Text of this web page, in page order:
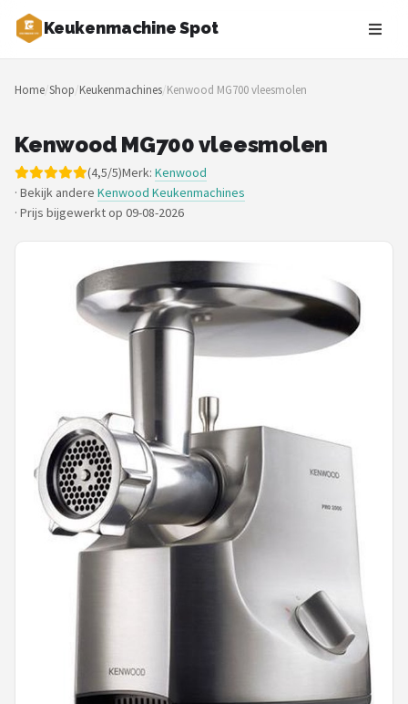
Keukenmachine Spot
Zoeken
NAVIGATIE
Merken
Blog
MasterChef
Restaurants
Keukenmachines
Juicers
Shop
POPULAIRE MERKEN
Kenwood
Magimix
Home/Shop/Keukenmachines/Kenwood MG700 vleesmolen
Kenwood MG700 vleesmolen
(4,5/5)Merk: Kenwood
· Bekijk andere Kenwood Keukenmachines
· Prijs bijgewerkt op 09-08-2026